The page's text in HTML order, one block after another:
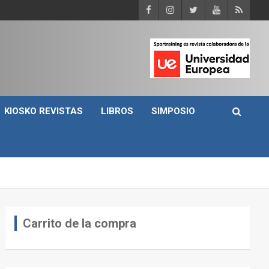
KIOSKO REVISTAS LIBROS SIMPOSIO
Carrito de la compra